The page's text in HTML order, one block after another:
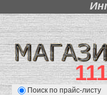
Поиск по прайс-листу